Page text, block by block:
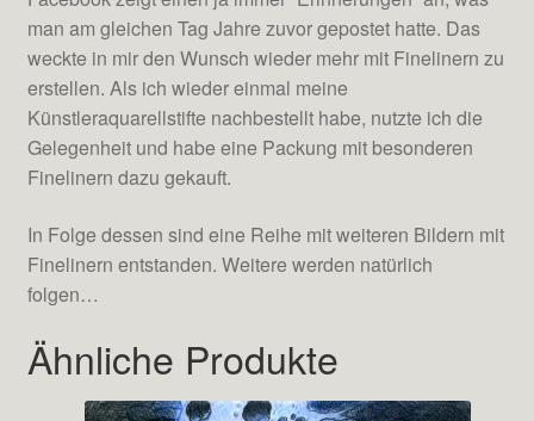
man am gleichen Tag Jahre zuvor gepostet hatte. Das
weckte in mir den Wunsch wieder mehr mit Finelinern zu
erstellen. Als ich wieder einmal meine
Künstleraquarellstifte nachbestellt habe, nutzte ich die
Gelegenheit und habe eine Packung mit besonderen
Finelinern dazu gekauft.
In Folge dessen sind eine Reihe mit weiteren Bildern mit
Finelinern entstanden. Weitere werden natürlich
folgen…
Ähnliche Produkte